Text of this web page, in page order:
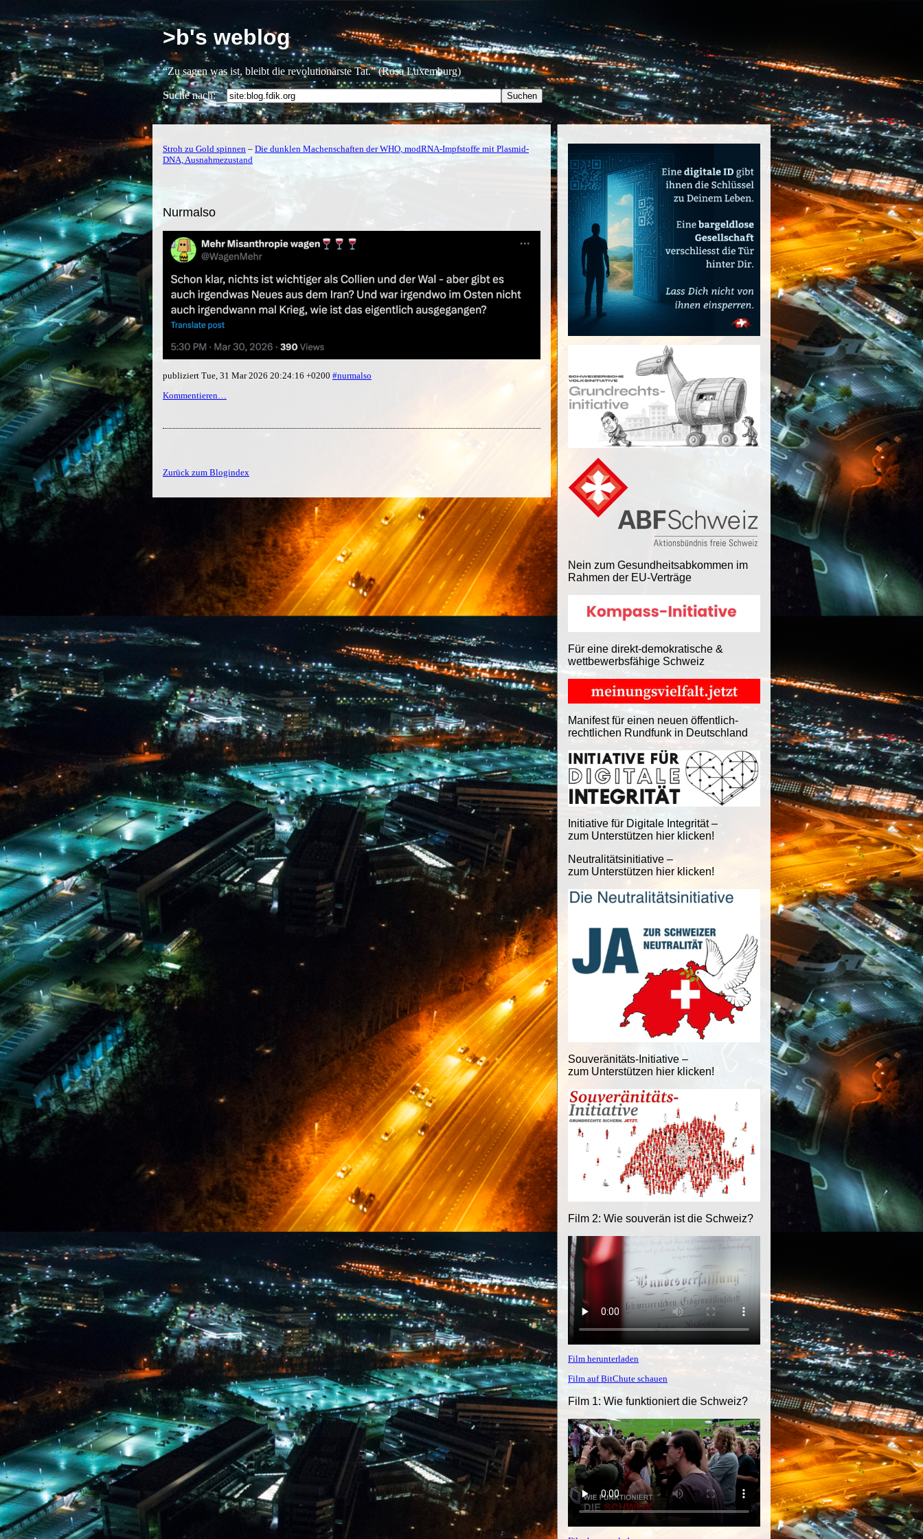
>b's weblog
“Zu sagen was ist, bleibt die revolutionärste Tat.” (Rosa Luxemburg)
Suche nach:
Nein zum Gesundheitsabkommen im
Rahmen der EU-Verträge
Für eine direkt-demokratische &
wettbewerbsfähige Schweiz
Manifest für einen neuen öffentlich-
rechtlichen Rundfunk in Deutschland
Initiative für Digitale Integrität –
zum Unterstützen hier klicken!
Neutralitätsinitiative –
zum Unterstützen hier klicken!
Souveränitäts-Initiative –
zum Unterstützen hier klicken!
Film 2: Wie souverän ist die Schweiz?
Film herunterladen
Film auf BitChute schauen
Film 1: Wie funktioniert die Schweiz?
Stroh zu Gold spinnen – Die dunklen Machenschaften der WHO, modRNA-Impfstoffe mit Plasmid-
DNA, Ausnahmezustand
Nurmalso
publiziert Tue, 31 Mar 2026 20:24:16 +0200 #nurmalso
Kommentieren…
Zurück zum Blogindex